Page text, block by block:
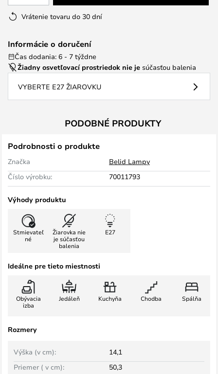
Vrátenie tovaru do 30 dní
Informácie o doručení
Čas dodania: 6 - 7 týždne
Žiadny osvetľovací prostriedok nie je súčasťou balenia
VYBERTE E27 ŽIAROVKU
PODOBNÉ PRODUKTY
Podrobnosti o produkte
Značka
Belid Lampy
Číslo výrobku:
70011793
Výhody produktu
Stmievateľ
né
Žiarovka nie
je súčasťou
balenia
E27
Ideálne pre tieto miestnosti
Obývacia
izba
Jedáleň Kuchyňa Chodba Spálňa
Rozmery
Výška (v cm):
14,1
Priemer ( v cm):
50,3